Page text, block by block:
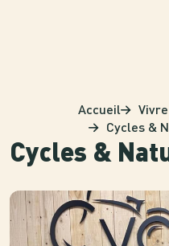
Cycles &
Accueil
Cycles &
Photo